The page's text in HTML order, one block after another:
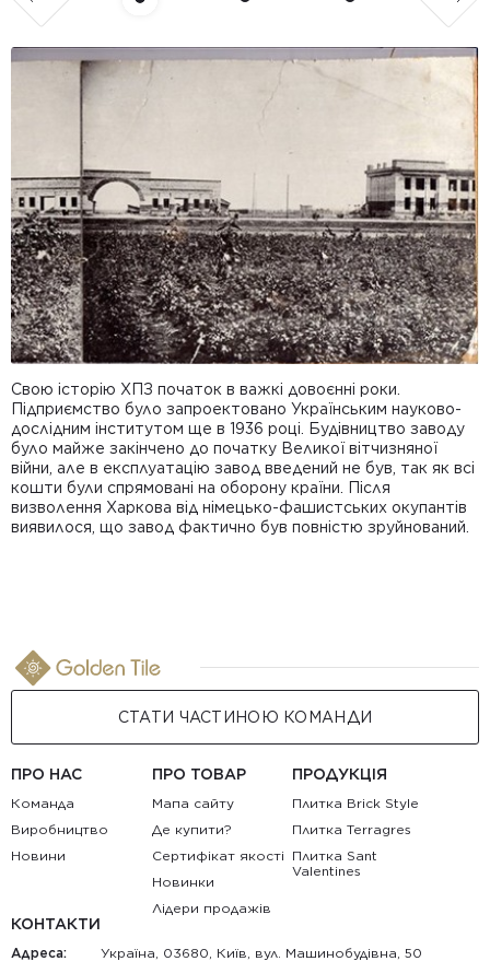
Свою історію ХПЗ початок в важкі довоєнні роки.
Підприємство було запроектовано Українським науково-
дослідним інститутом ще в 1936 році. Будівництво заводу
було майже закінчено до початку Великої вітчизняної
війни, але в експлуатацію завод введений не був, так як всі
кошти були спрямовані на оборону країни. Після
визволення Харкова від німецько-фашистських окупантів
виявилося, що завод фактично був повністю зруйнований.
СТАТИ ЧАСТИНОЮ КОМАНДИ
ПРО НАС
Команда
Виробництво
Новини
ПРО ТОВАР
Мапа сайту
Де купити?
Сертифікат якості
Новинки
Лідери продажів
ПРОДУКЦІЯ
Плитка Brick Style
Плитка Terragres
Плитка Sant
Valentines
КОНТАКТИ
Адреса:
Україна, 03680, Київ, вул. Машинобудівна, 50